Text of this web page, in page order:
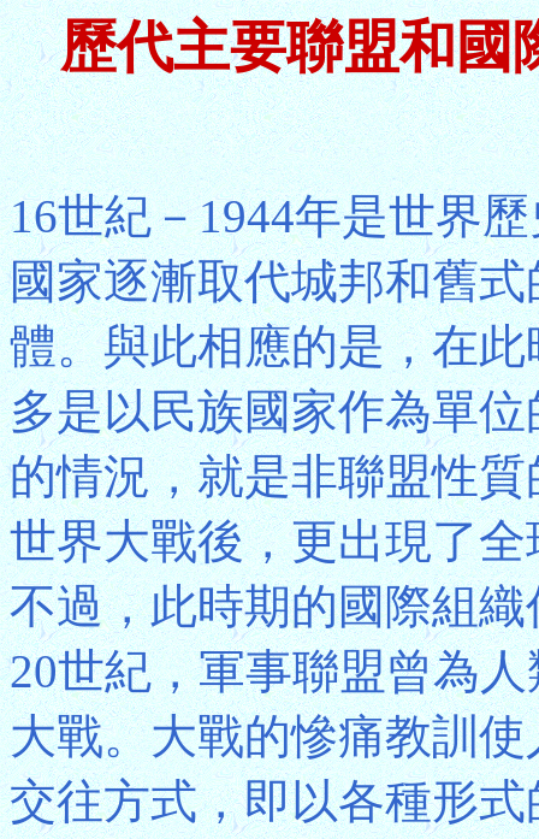
歷代主要聯盟和國
16世紀－1944年是世界
國家逐漸取代城邦和舊
體。與此相應的是，在
多是以民族國家作為單
的情況，就是非聯盟性
世界大戰後，更出現了
不過，此時期的國際組
20世紀，軍事聯盟曾為
大戰。大戰的慘痛教訓
交往方式，即以各種形